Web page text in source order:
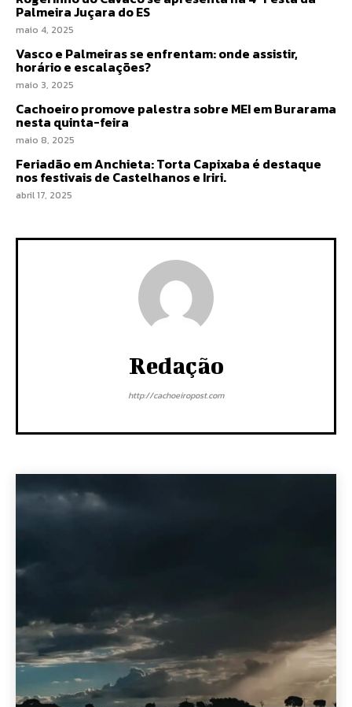
Palmeira Juçara do ES
maio 4, 2025
Vasco e Palmeiras se enfrentam: onde assistir,
horário e escalações?
maio 3, 2025
Cachoeiro promove palestra sobre MEI em Burarama
nesta quinta-feira
maio 8, 2025
Feriadão em Anchieta: Torta Capixaba é destaque
nos festivais de Castelhanos e Iriri.
abril 17, 2025
Redação
http://cachoeiropost.com